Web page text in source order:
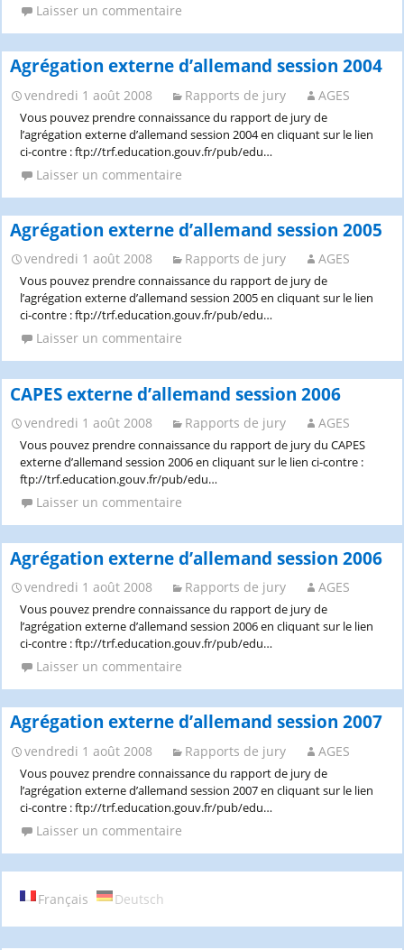
Laisser un commentaire
Agrégation externe d’allemand session 2004
vendredi 1 août 2008 Rapports de jury AGES
Vous pouvez prendre connaissance du rapport de jury de
l’agrégation externe d’allemand session 2004 en cliquant sur le lien
ci-contre : ftp://trf.education.gouv.fr/pub/edu…
Laisser un commentaire
Agrégation externe d’allemand session 2005
vendredi 1 août 2008 Rapports de jury AGES
Vous pouvez prendre connaissance du rapport de jury de
l’agrégation externe d’allemand session 2005 en cliquant sur le lien
ci-contre : ftp://trf.education.gouv.fr/pub/edu…
Laisser un commentaire
CAPES externe d’allemand session 2006
vendredi 1 août 2008 Rapports de jury AGES
Vous pouvez prendre connaissance du rapport de jury du CAPES
externe d’allemand session 2006 en cliquant sur le lien ci-contre :
ftp://trf.education.gouv.fr/pub/edu…
Laisser un commentaire
Agrégation externe d’allemand session 2006
vendredi 1 août 2008 Rapports de jury AGES
Vous pouvez prendre connaissance du rapport de jury de
l’agrégation externe d’allemand session 2006 en cliquant sur le lien
ci-contre : ftp://trf.education.gouv.fr/pub/edu…
Laisser un commentaire
Agrégation externe d’allemand session 2007
vendredi 1 août 2008 Rapports de jury AGES
Vous pouvez prendre connaissance du rapport de jury de
l’agrégation externe d’allemand session 2007 en cliquant sur le lien
ci-contre : ftp://trf.education.gouv.fr/pub/edu…
Laisser un commentaire
Français Deutsch